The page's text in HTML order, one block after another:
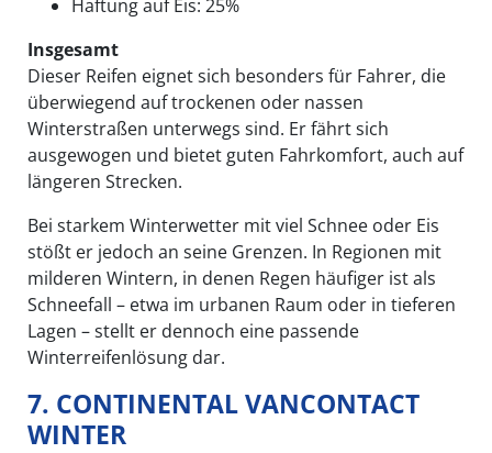
Haftung auf Eis: 25%
Insgesamt
Dieser Reifen eignet sich besonders für Fahrer, die
überwiegend auf trockenen oder nassen
Winterstraßen unterwegs sind. Er fährt sich
ausgewogen und bietet guten Fahrkomfort, auch auf
längeren Strecken.
Bei starkem Winterwetter mit viel Schnee oder Eis
stößt er jedoch an seine Grenzen. In Regionen mit
milderen Wintern, in denen Regen häufiger ist als
Schneefall – etwa im urbanen Raum oder in tieferen
Lagen – stellt er dennoch eine passende
Winterreifenlösung dar.
7. CONTINENTAL VANCONTACT
WINTER